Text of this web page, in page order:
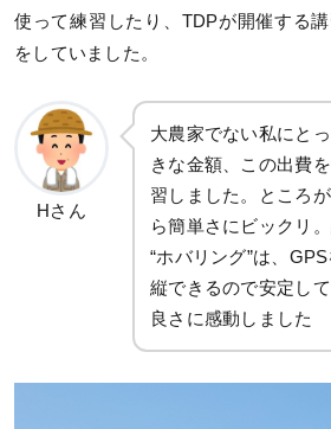
使って練習したり、TDPが開催する
をしていました。
Hさん
大農家でない私にと
きな金額、この出費
習しました。ところ
ら簡単さにビックリ
“ホバリング”は、
縦できるので安定し
良さに感動しました